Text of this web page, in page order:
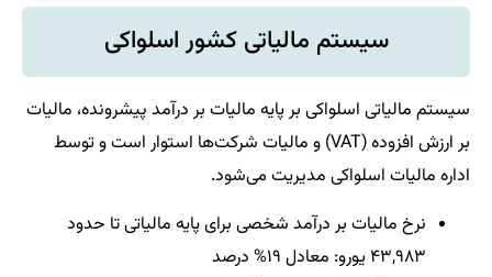
سیستم مالیاتی کشور اسلواکی
سیستم مالیاتی اسلواکی بر پایه مالیات بر درآمد پیشرونده، مالیات
بر ارزش افزوده (VAT) و مالیات شرکت‌ها استوار است و توسط
اداره مالیات اسلواکی مدیریت می‌شود.
نرخ مالیات بر درآمد شخصی برای پایه مالیاتی تا حدود
۴۳,۹۸۳ یورو: معادل ۱۹% درصد